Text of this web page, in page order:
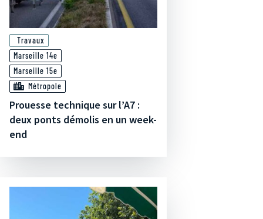
Travaux
Marseille 14e
Marseille 15e
Métropole
Prouesse technique sur l’A7 :
deux ponts démolis en un week-
end